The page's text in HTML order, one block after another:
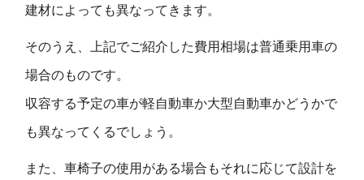
建材によっても異なってきます。
そのうえ、上記でご紹介した費用相場は普通乗用車の
場合のものです。
収容する予定の車が軽自動車か大型自動車かどうかで
も異なってくるでしょう。
また、車椅子の使用がある場合もそれに応じて設計を